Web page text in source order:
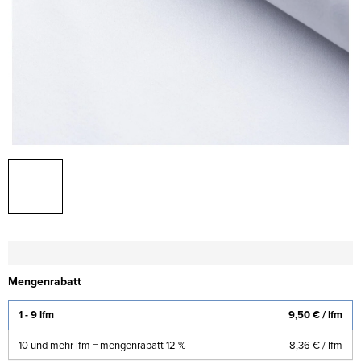
Mengenrabatt
1 - 9 lfm 9,50 €/ lfm
10 und mehr lfm = mengenrabatt 12 % 8,36 €/ lfm